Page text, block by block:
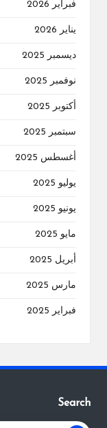
فبراير 2026
يناير 2026
ديسمبر 2025
نوفمبر 2025
أكتوبر 2025
سبتمبر 2025
أغسطس 2025
يوليو 2025
يونيو 2025
مايو 2025
أبريل 2025
مارس 2025
فبراير 2025
Search